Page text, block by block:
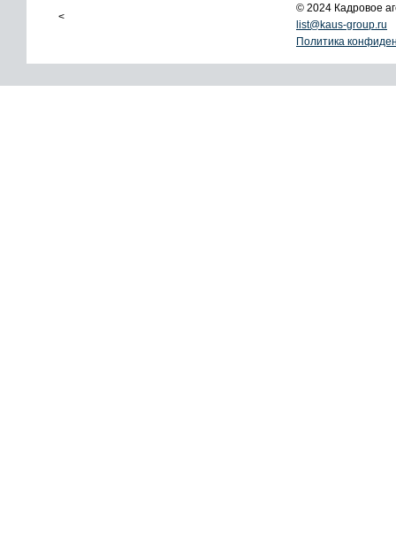
<
© 2024 Кадровое
list@kaus-group.ru
Политика